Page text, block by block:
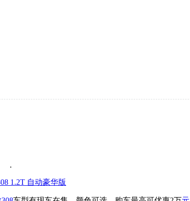
1.2T 自动豪华版